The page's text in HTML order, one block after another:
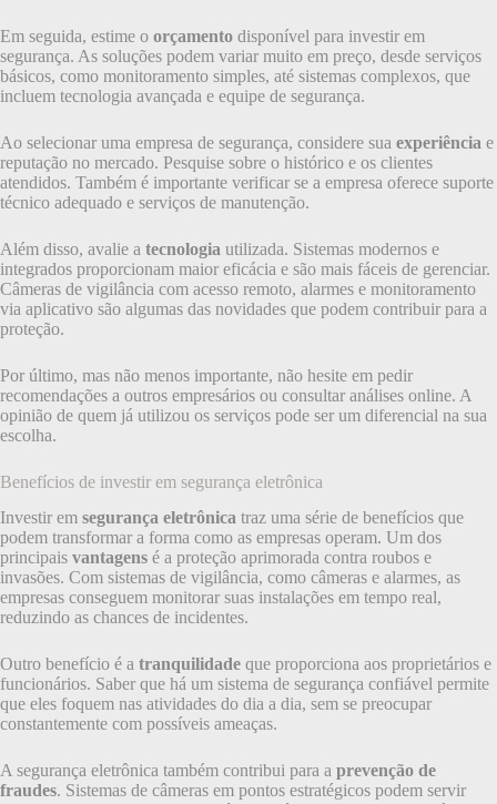
Em seguida, estime o orçamento disponível para investir em
segurança. As soluções podem variar muito em preço, desde serviços
básicos, como monitoramento simples, até sistemas complexos, que
incluem tecnologia avançada e equipe de segurança.
Ao selecionar uma empresa de segurança, considere sua experiência e
reputação no mercado. Pesquise sobre o histórico e os clientes
atendidos. Também é importante verificar se a empresa oferece suporte
técnico adequado e serviços de manutenção.
Além disso, avalie a tecnologia utilizada. Sistemas modernos e
integrados proporcionam maior eficácia e são mais fáceis de gerenciar.
Câmeras de vigilância com acesso remoto, alarmes e monitoramento
via aplicativo são algumas das novidades que podem contribuir para a
proteção.
Por último, mas não menos importante, não hesite em pedir
recomendações a outros empresários ou consultar análises online. A
opinião de quem já utilizou os serviços pode ser um diferencial na sua
escolha.
Benefícios de investir em segurança eletrônica
Investir em segurança eletrônica traz uma série de benefícios que
podem transformar a forma como as empresas operam. Um dos
principais vantagens é a proteção aprimorada contra roubos e
invasões. Com sistemas de vigilância, como câmeras e alarmes, as
empresas conseguem monitorar suas instalações em tempo real,
reduzindo as chances de incidentes.
Outro benefício é a tranquilidade que proporciona aos proprietários e
funcionários. Saber que há um sistema de segurança confiável permite
que eles foquem nas atividades do dia a dia, sem se preocupar
constantemente com possíveis ameaças.
A segurança eletrônica também contribui para a prevenção de
fraudes. Sistemas de câmeras em pontos estratégicos podem servir